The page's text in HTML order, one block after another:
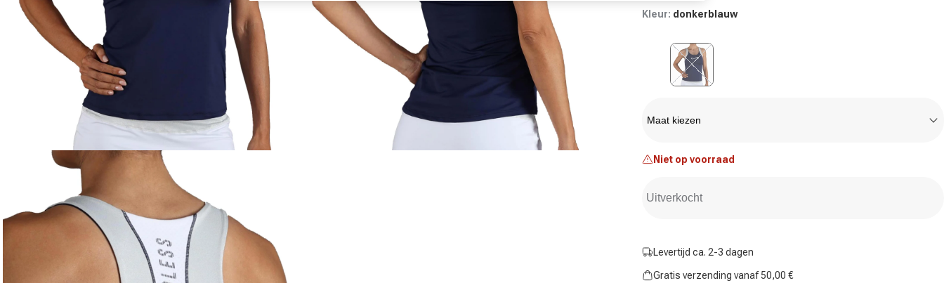
Media 1 in modal openen
Kleur: donkerblauw
Variant uitverkocht of niet beschikbaar
Maat kiezen
Niet op voorraad
Uitverkocht
Levertijd ca. 2-3 dagen
Gratis verzending vanaf 50,00 €